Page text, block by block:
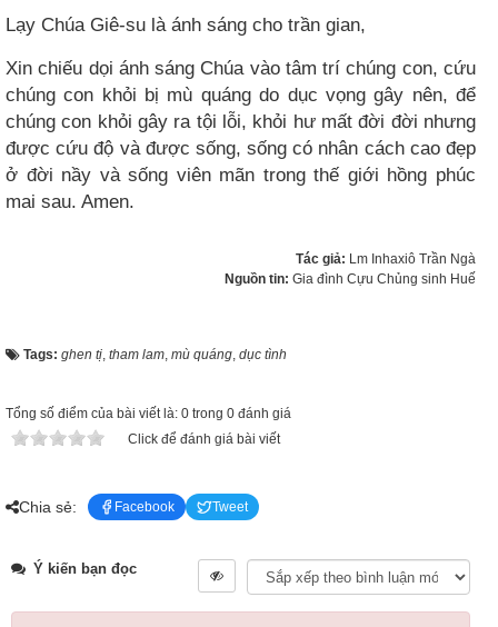
Lạy Chúa Giê-su là ánh sáng cho trần gian,
Xin chiếu dọi ánh sáng Chúa vào tâm trí chúng con, cứu
chúng con khỏi bị mù quáng do dục vọng gây nên, để
chúng con khỏi gây ra tội lỗi, khỏi hư mất đời đời nhưng
được cứu độ và được sống, sống có nhân cách cao đẹp
ở đời nầy và sống viên mãn trong thế giới hồng phúc
mai sau. Amen.
Tác giả: Lm Inhaxiô Trần Ngà
Nguồn tin: Gia đình Cựu Chủng sinh Huế
Tags: ghen tị, tham lam, mù quáng, dục tình
Tổng số điểm của bài viết là: 0 trong 0 đánh giá
Click để đánh giá bài viết
Chia sẻ: Facebook Tweet
Ý kiến bạn đọc